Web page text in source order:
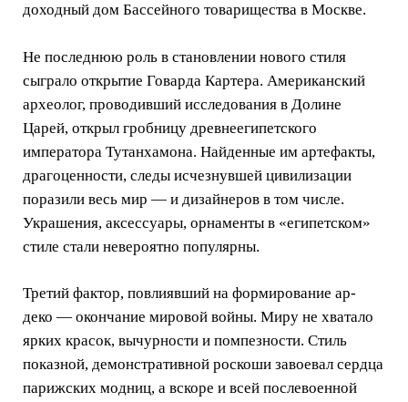
доходный дом Бассейного товарищества в Москве.
Не последнюю роль в становлении нового стиля
сыграло открытие Говарда Картера. Американский
археолог, проводивший исследования в Долине
Царей, открыл гробницу древнеегипетского
императора Тутанхамона. Найденные им артефакты,
драгоценности, следы исчезнувшей цивилизации
поразили весь мир — и дизайнеров в том числе.
Украшения, аксессуары, орнаменты в «египетском»
стиле стали невероятно популярны.
Третий фактор, повлиявший на формирование ар-
деко — окончание мировой войны. Миру не хватало
ярких красок, вычурности и помпезности. Стиль
показной, демонстративной роскоши завоевал сердца
парижских модниц, а вскоре и всей послевоенной